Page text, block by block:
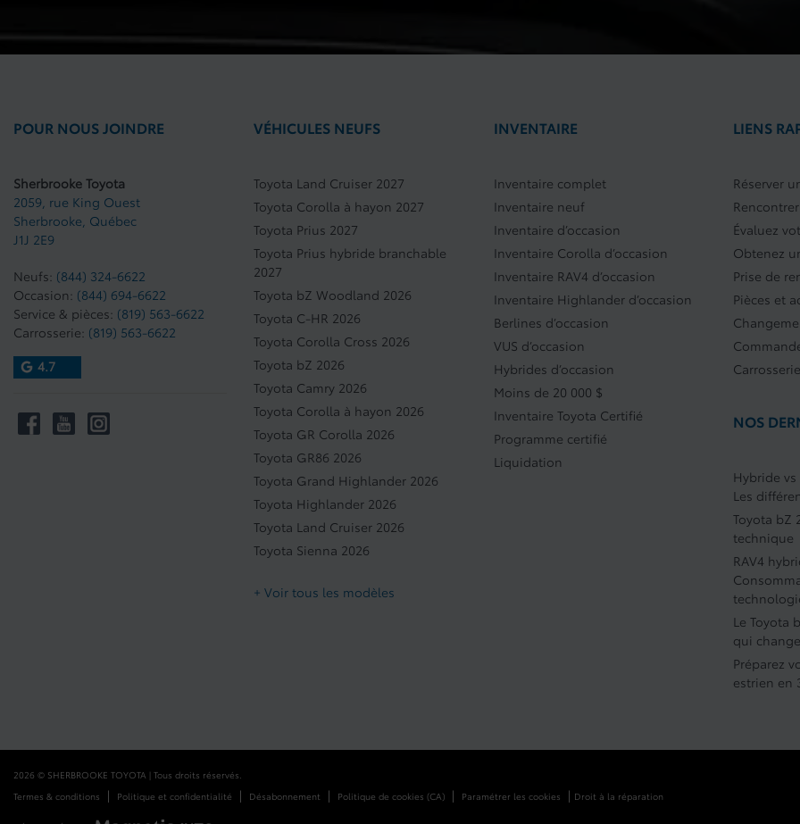
POUR NOUS JOINDRE
Sherbrooke Toyota
2059, rue King Ouest
Sherbrooke Québec
J1J 2E9
Neufs: (844) 324-6622
Occasion: (844) 694-6622
Service & pièces: (819) 563-6622
Carrosserie: (819) 563-6622
4.7
VÉHICULES NEUFS
Toyota Land Cruiser 2027
Toyota Corolla à hayon 2027
Toyota Prius 2027
Toyota Prius hybride branchable
2027
Toyota bZ Woodland 2026
Toyota C-HR 2026
Toyota Corolla Cross 2026
Toyota bZ 2026
Toyota Camry 2026
Toyota Corolla à hayon 2026
Toyota GR Corolla 2026
Toyota GR86 2026
Toyota Grand Highlander 2026
Toyota Highlander 2026
Toyota Land Cruiser 2026
Toyota Sienna 2026
+ Voir tous les modèles
INVENTAIRE
Inventaire complet
Inventaire neuf
Inventaire d’occasion
Inventaire Corolla d’occasion
Inventaire RAV4 d’occasion
Inventaire Highlander d’occasion
Berlines d’occasion
VUS d’occasion
Hybrides d’occasion
Moins de 20 000 $
Inventaire Toyota Certifié
Programme certifié
Liquidation
LIENS
Réserver
Évaluez
Obtenez
Prise de
Pièces et
NOS
Hybride
Les
Toyota bZ
technique
RAV4
Le Toyota
qui
Préparez
estrien en
2026 © SHERBROOKE TOYOTA | Tous droits réservés.
Termes & conditions
| Politique et confidentialité | Désabonnement | Politique de cookies (CA) | Paramétrer les cookies | Droit à la réparation